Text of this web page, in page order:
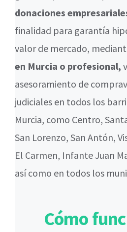
donaciones
finalidad para garantía
valor de mercado,
en Murcia o profesional,
asesoramiento de
judiciales en todos los
Murcia, como Centro,
San Lorenzo, San Antón,
El Carmen, Infante Juan
así como en todos los
Cómo